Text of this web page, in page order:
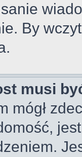
By
musi
mógł